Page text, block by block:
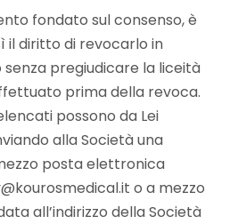
fondato sul consenso, è
il diritto di revocarlo in
pregiudicare la liceità
prima della revoca.
possono da Lei
alla Società una
posta elettronica
o a mezzo
all’indirizzo della Società